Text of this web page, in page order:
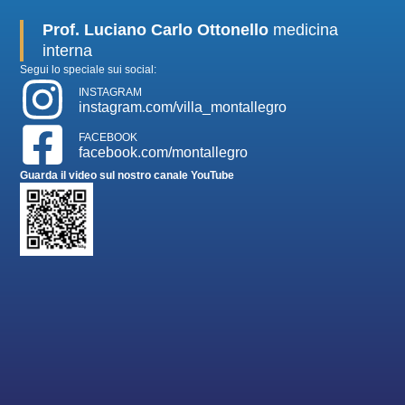
Prof. Luciano Carlo Ottonello medicina
interna
Segui lo speciale sui social:
INSTAGRAM
instagram.com/villa_montallegro
FACEBOOK
facebook.com/montallegro
Guarda il video sul nostro canale YouTube